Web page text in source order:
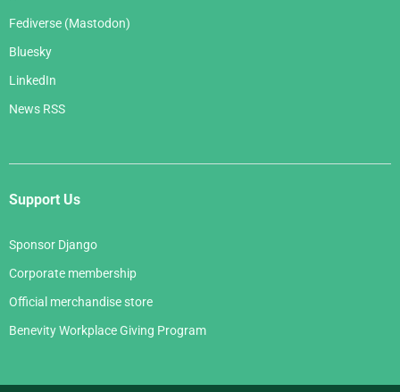
Fediverse (Mastodon)
Bluesky
LinkedIn
News RSS
Support Us
Sponsor Django
Corporate membership
Official merchandise store
Benevity Workplace Giving Program